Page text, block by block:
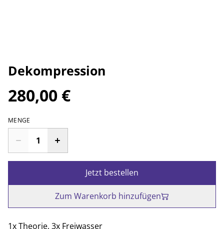
Dekompression
280,00 €
MENGE
Jetzt bestellen
Zum Warenkorb hinzufügen
1x Theorie, 3x Freiwasser